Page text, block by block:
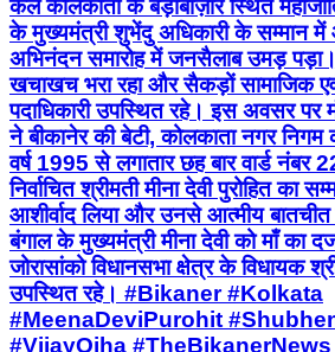
कल कोलकाता के बड़ाबाज़ार स्थित
के मुख्यमंत्री शुभेंदु अधिकारी के सम्मान में
अभिनंदन समारोह में जनसैलाब उमड़
खचाखच भरा रहा और सैकड़ों सामाजिक
पदाधिकारी उपस्थित रहे। इस अवसर पर
ने बीकानेर की बेटी, कोलकाता नगर निगम
वर्ष 1995 से लगातार छह बार वार्ड नंबर
निर्वाचित श्रीमती मीना देवी पुरोहित का
आशीर्वाद लिया और उनसे आत्मीय
बंगाल के मुख्यमंत्री मीना देवी को माँ का
जोरासांको विधानसभा क्षेत्र के विधायक
उपस्थित रहे। #Bikaner #Kolkata
#MeenaDeviPurohit
#VijayOjha #TheBikanerNews